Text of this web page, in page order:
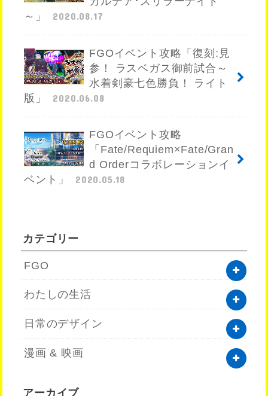
～」
2020.08.17
FGOイベント攻略「復刻:見
参！ ラスベガス御前試合～
水着剣豪七色勝負！ ライト
版」
2020.06.08
FGOイベント攻略
「Fate/Requiem×Fate/Gran
d Orderコラボレーションイ
ベント」
2020.05.18
カテゴリー
FGO
わたしの生活
日常のデザイン
漫画 & 映画
アーカイブ